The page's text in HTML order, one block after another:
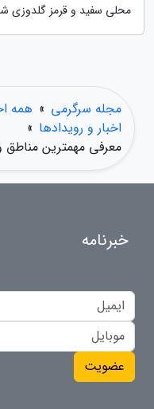
محلی سفید و قرمز گلدوزی
مجله سرگرمی » همه
اخبار و رویدادها »
معرفی مهمترین
خبرنامه
عضویت